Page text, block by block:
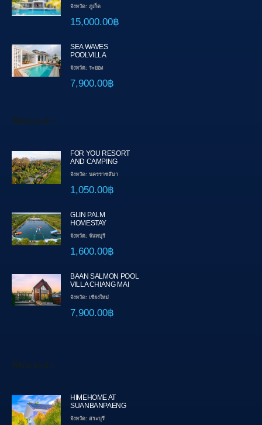
จังหวัด: ภูเก็ต
15,000.00฿
SEA WAVES
POOLVILLA
จังหวัด: ระยอง
7,900.00฿
ที่พักแนะนำ
FOR YOU RESORT
AND CAMPING
จังหวัด: นครราชสีมา
1,050.00฿
GLIN PALM
HOMESTAY
จังหวัด: จันทบุรี
1,600.00฿
BAAN SALMON POOL
VILLA CHIANG MAI
จังหวัด: เชียงใหม่
7,900.00฿
ที่พักแนะนำ
HIMEHOME AT
SUANBANPAENG
จังหวัด: สระบุรี